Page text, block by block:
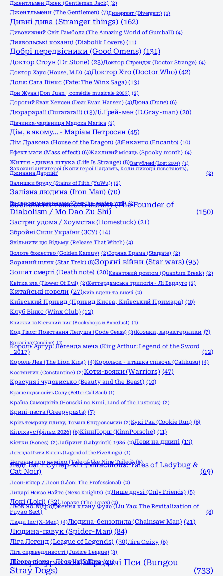
Джентльмен Джек (Gentleman Jack) (2)
Джентльмени (The Gentlemen) (7)Дивергент (Divergent) (1)
Дивні дива (Stranger things) (162)
Дивовижний Світ Гамбола (The Amazing World of Gumball) (4)
Диявольські коханці (Diabolik Lovers) (11)
Добрі передвісники (Good Omens) (131)
Доктор Стоун (Dr Stone) (23)Доктор Стрендж (Doctor Strange) (4)
Доктор Хаус (House, M.D.) (4)Доктор Хто (Doctor Who) (42)
Доля: Сага Вінкс (Fate: The Winx Saga) (13)
Дон Жуан (Don Juan | comédie musicale 2003) (2)
Дорогий Еван Хенсен (Dear Evan Hansen) (4)Дюна (Dune) (6)
Дюрарара!! (Durarara!!) (13)Ді.Ґрей-мен (D.Gray-man) (20)
Дівчинка-чарівниця Мадока Магіка (2)
Дім, в якому… - Маріам Петросян (45)
Дім Дракона (House of the Dragon) (8)Енканто (Encanto) (10)
Ефект маси (Mass effect) (6)Жахливий місяць (Spooky month) (4)
Життя - дивна штука (Life Is Strange) (8)Загублені (Lost 2004) (1)
Закохані антигерої (Коли герої Падають, Коли лиходії повстають),
Джианна Дарлінґ
(2)
Залишки бруду (Stains of Filth (YuWu)) (2)
Залізна людина (Iron Man) (70)
За садовим парканом (Over the garden wall) (2)
Засновник темного шляху (The Founder of
Diabolism / Mo Dao Zu Shi) (150)
Застряг удома / Хоумстак (Homestuck) (21)
Збройні Сили України (ЗСУ) (14)
Звільнити цю Відьму (Release That Witch) (4)
Золоте божество (Golden Kamuy) (2)Зоряна Брама (Stargate) (2)
Зоряний шлях (Star Trek) (8)Зоряні війни (Star wars) (95)
Зошит смерті (Death note) (20)Квантовий розлом (Quantum Break) (2)
Квітка зла (Flower Of Evil) (2)Кеттердамська трилогія - Лі Бардуґо (2)
Китайські новели (27)Київ вдень та вночі (2)
Київський Привид (Привид Києва, Київський Примара) (10)
Клуб Вінкс (Winx Club) (12)
Книжки та Кістяний пил (Bookshops & Bonedust) (1)
Код Ґіасс: Повстання Лелуша (Code Geass) (3)Козаки, характерники (7)
Кораліна(Coraline) (1)
Король Артур: Легенда меча (King Arthur: Legend of the Sword
- 2017) (12)
Король Лев (The Lion King) (4)Корольок - пташка співоча (Calikusu) (4)
Костянтин (Constantine) (2)Коти-вояки (Warriors) (47)
Красуня і чудовисько (Beauty and the Beast) (10)
Краще подзвоніть Солу (Better Call Saul) (1)
Країна Самоцвітів (Houseki no Kuni, Land of the Lustrous) (2)
Крипі-паста (Creepypasta) (7)
Крізь темряву пливу, Томаш Єндровський (2)Кукі Ран (Cookie Run) (6)
Кіллхаус (фільм 2026) (6)КіннПорш (KinnPorsche) (11)
Кістки (Bones) (2)Лабіринт (Labyrinth) 1986 (2)Леви на джипі (13)
Легенда П'яти Кілець (Legend of the Five Rings) (1)
Легенда про куміхо (Tale of the Nine Tailed) (6)
Леді Баг і Супер-Кіт (Miraculous: Tales of Ladybug &
Cat Noir)
(69)
Леон-кілер / Леон (Léon: The Professional) (2)
Лицарі Некзо Найтс (Nexo Knights) (2)Лише друзі (Only Friends) (5)
Локі (Loki) (32)Лоракс (The Lorax) (2)
Льов Яо: відродження клану Фуяо (Liu Yao: The Revitalization of
Fuyao Sect)
(8)
Люди Ікс (X-Men) (4)Людина-бензопила (Chainsaw Man) (21)
Людина-павук (Spider-Man) (84)
Ліга Легенд (League of Legends) (30)Ліга Сміху (6)
Ліга справедливості (Justice League) (3)
Лісова пісня - Леся Українка (21)
Літературні генії Бродячі Пси (Bungou
Stray Dogs)
(733)